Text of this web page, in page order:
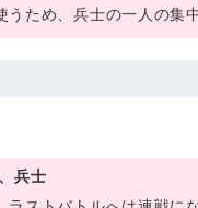
ため、兵士の一人の集
兵士